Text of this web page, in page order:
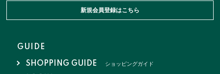
新規会員登録はこちら
GUIDE
SHOPPING GUIDE ショッピングガイド